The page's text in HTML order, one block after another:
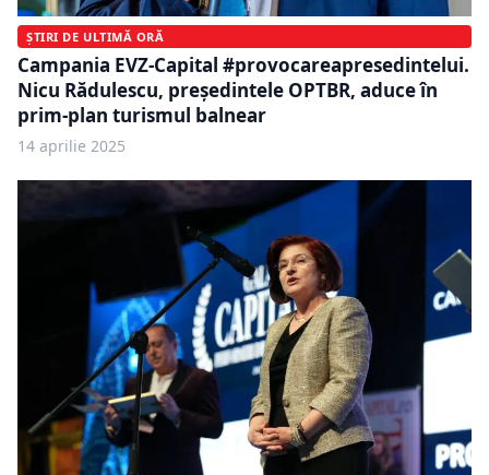
ȘTIRI DE ULTIMĂ ORĂ
Campania EVZ-Capital #provocareapresedintelui.
Nicu Rădulescu, președintele OPTBR, aduce în
prim-plan turismul balnear
14 aprilie 2025